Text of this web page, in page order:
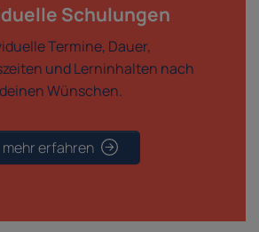
Schulungen
Termine, Dauer,
und Lerninhalten nach
deinen Wünschen.
mehr erfahren